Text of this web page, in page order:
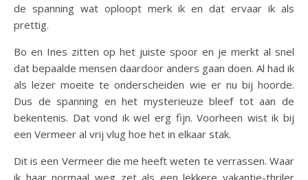
de spanning wat oploopt merk ik en dat ervaar ik als
prettig.
Bo en Ines zitten op het juiste spoor en je merkt al snel
dat bepaalde mensen daardoor anders gaan doen. Al had ik
als lezer moeite te onderscheiden wie er nu bij hoorde.
Dus de spanning en het mysterieuze bleef tot aan de
bekentenis. Dat vond ik wel erg fijn. Voorheen wist ik bij
een Vermeer al vrij vlug hoe het in elkaar stak.
Dit is een Vermeer die me heeft weten te verrassen. Waar
ik haar normaal weg zet als een lekkere vakantie-thriler